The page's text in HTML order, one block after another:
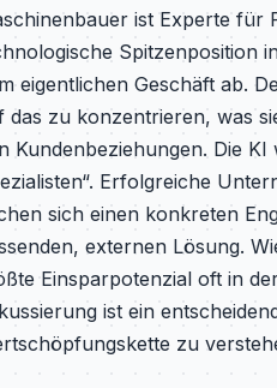
ist Experte für
Spitzenposition
eigentlichen Geschäft ab.
das zu konzentrieren, was
Kundenbeziehungen. Die
Erfolgreiche
sich einen konkreten
externen Lösung.
Einsparpotenzial oft in
ist ein
zu